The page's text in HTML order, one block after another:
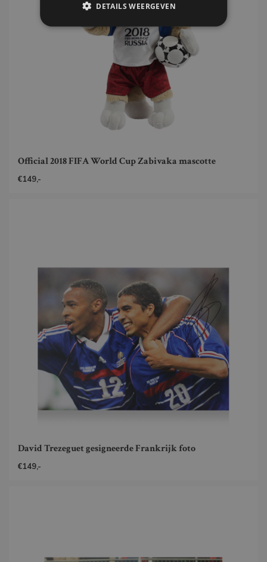
Official 2018 FIFA World Cup Zabivaka mascotte
€149,-
David Trezeguet gesigneerde Frankrijk foto
€149,-
DETAILS WEERGEVEN